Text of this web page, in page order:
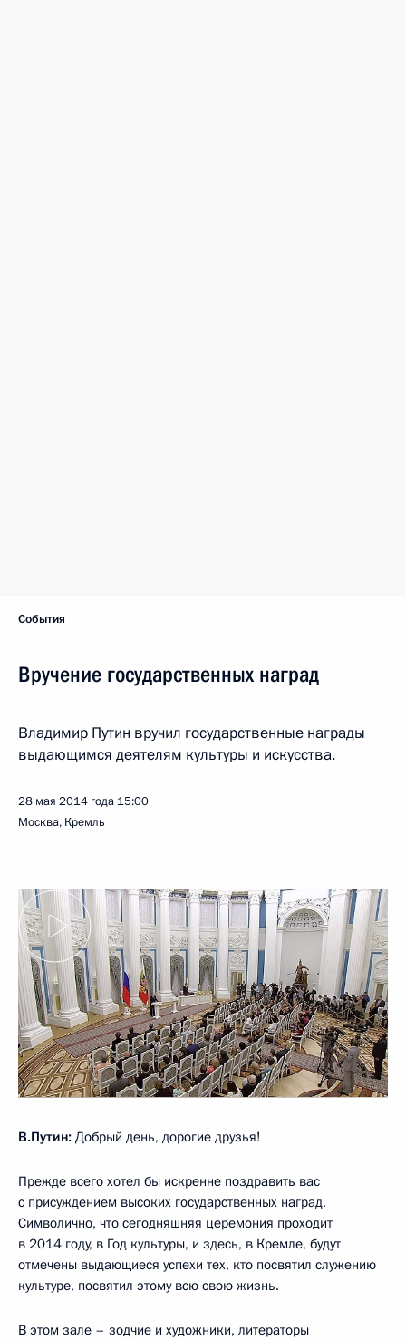
События
Вручение государственных наград
Владимир Путин вручил государственные награды
выдающимся деятелям культуры и искусства.
28 мая 2014 года 15:00
Москва, Кремль
В.Путин: Добрый день, дорогие друзья!
Прежде всего хотел бы искренне поздравить вас
с присуждением высоких государственных наград.
Символично, что сегодняшняя церемония проходит
в 2014 году, в Год культуры, и здесь, в Кремле, будут
отмечены выдающиеся успехи тех, кто посвятил служению
культуре, посвятил этому всю свою жизнь.
В этом зале – зодчие и художники, литераторы